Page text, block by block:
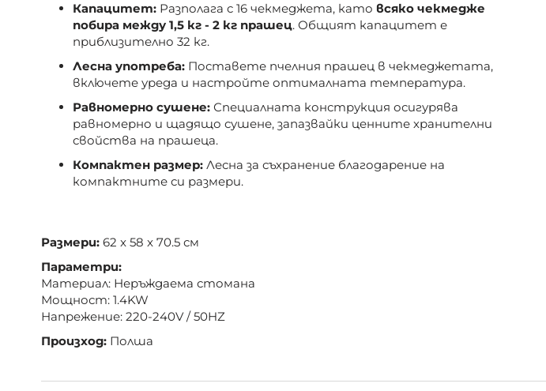
Капацитет: Разполага с 16 чекмеджета, като всяко чекмедже
побира между 1,5 кг - 2 кг прашец. Общият капацитет е
приблизително 32 кг.
Лесна употреба: Поставете пчелния прашец в чекмеджетата,
включете уреда и настройте оптималната температура.
Равномерно сушене: Специалната конструкция осигурява
равномерно и щадящо сушене, запазвайки ценните хранителни
свойства на прашеца.
Компактен размер: Лесна за съхранение благодарение на
компактните си размери.
Размери: 62 x 58 x 70.5 см
Параметри:
Материал: Неръждаема стомана
Мощност: 1.4KW
Напрежение: 220-240V / 50HZ
Произход: Полша